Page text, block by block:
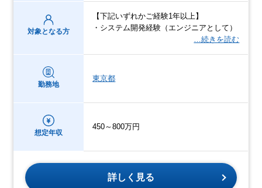
対象となる方
【下記いずれかご経験1年以上】
・システム開発経験（エンジニアとして）
…続きを読む
勤務地
東京都
想定年収
450～800万円
詳しく見る